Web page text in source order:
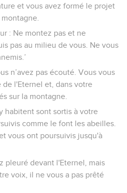
et vous avez formé le projet
: Ne montez pas et ne
pas au milieu de vous. Ne vous
n’avez pas écouté. Vous vous
l'Eternel et, dans votre
sur la montagne.
habitent sont sortis à votre
comme le font les abeilles.
vous ont poursuivis jusqu'à
pleuré devant l'Eternel, mais
voix, il ne vous a pas prêté